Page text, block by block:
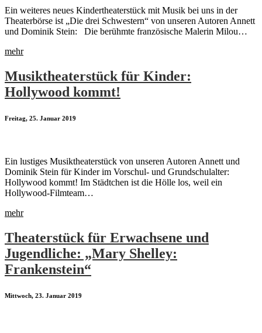
Ein weiteres neues Kindertheaterstück mit Musik bei uns in der
Theaterbörse ist „Die drei Schwestern“ von unseren Autoren Annett
und Dominik Stein: Die berühmte französische Malerin Milou…
mehr
Musiktheaterstück für Kinder:
Hollywood kommt!
Freitag, 25. Januar 2019
Ein lustiges Musiktheaterstück von unseren Autoren Annett und
Dominik Stein für Kinder im Vorschul- und Grundschulalter:
Hollywood kommt! Im Städtchen ist die Hölle los, weil ein
Hollywood-Filmteam…
mehr
Theaterstück für Erwachsene und
Jugendliche: „Mary Shelley:
Frankenstein“
Mittwoch, 23. Januar 2019